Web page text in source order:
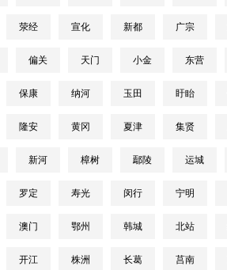
荥经 宣化 新都 广宗
偏关 天门 小金 东营
保康 纳河 玉田 盱眙
隆安 黄冈 夏津 集贤
新河 樟树 鄢陵 运城
罗定 寿光 闵行 宁明
澳门 鄂州 韩城 北站
开江 株洲 长葛 莒南